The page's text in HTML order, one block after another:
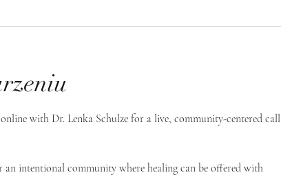
with Dr. Lenka Schulze for a live, community-centered call
an intentional community where healing can be offered with